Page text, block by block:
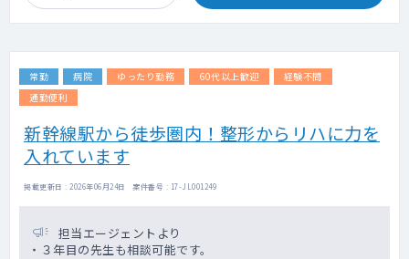
常勤 病院 ゆったり勤務 60代以上歓迎
経験不問
通勤便利
新幹線駅から徒歩圏内！整形からリハに力を
入れています
掲載更新日 : 2026年06月24日 案件番号 : 17-JL001249
担当エージェントより
・３年目の先生も相談可能です。